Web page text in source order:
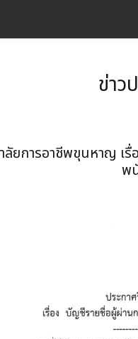
ข่าว
ลัยการอาชีพขุนหาญ เ
พ